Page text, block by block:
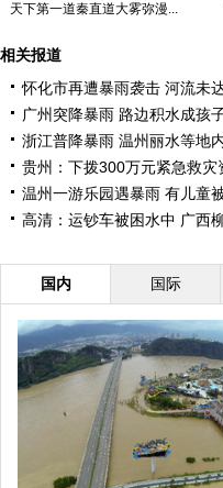
天下第一道秦直道大雾弥漫...
相关报道
怀化市再遭暴雨袭击 河流未
广州突降暴雨 路边积水成孩
浙江普降暴雨 温州丽水等地
贵州：下拨300万元紧急救
温州一游乐园遇暴雨 有儿童
高清：运钞车被困水中 广西
国内 国际